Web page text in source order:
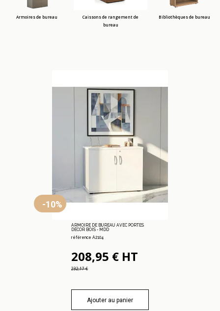
Armoires de bureau
Caissons de rangement de
bureau
Bibliothèques de bureau
-10%
ARMOIRE DE BUREAU AVEC PORTES
DÉCOR BOIS - MDD
référence A2104
208,95 € HT
232,17 €
Ajouter au panier